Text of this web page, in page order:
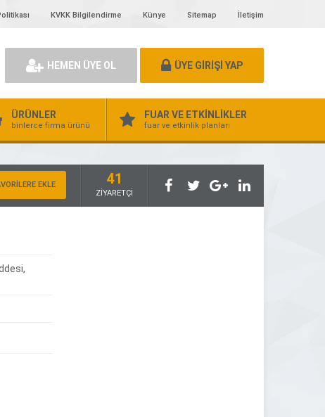
KVKK Bilgilendirme Künye Sitemap İletişim
HEMEN ÜYE OL ÜYE GİRİŞİ YAP
ÜRÜNLER
binlerce firma ürünü
FUAR VE ETKİNLİKLER
fuar ve etkinlik planları
EKLE 41
ZİYARETÇİ